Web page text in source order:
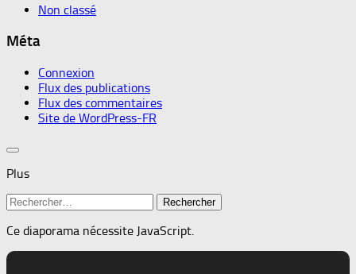
Non classé
Méta
Connexion
Flux des publications
Flux des commentaires
Site de WordPress-FR
Plus
Rechercher :
Ce diaporama nécessite JavaScript.